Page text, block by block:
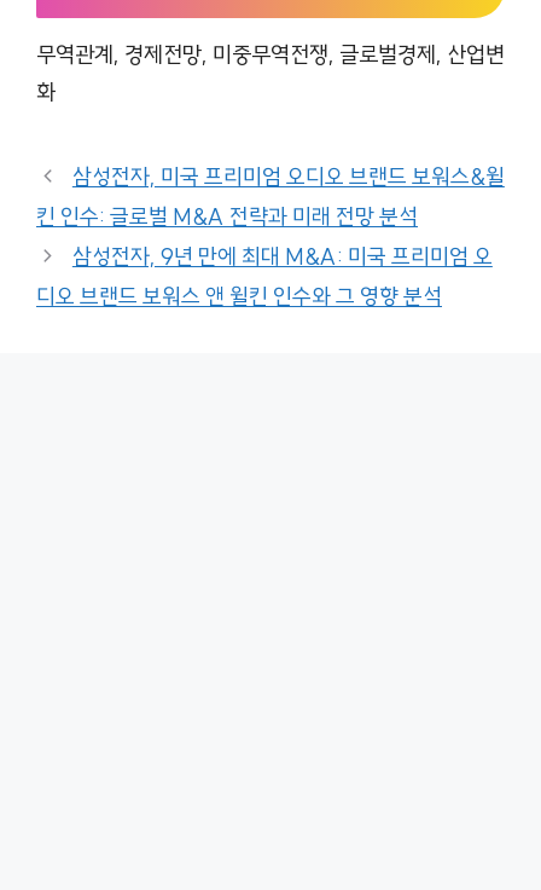
무역관계, 경제전망, 미중무역전쟁, 글로벌경제, 산업변
화
삼성전자, 미국 프리미엄 오디오 브랜드 보워스&윌
킨 인수: 글로벌 M&A 전략과 미래 전망 분석
삼성전자, 9년 만에 최대 M&A: 미국 프리미엄 오
디오 브랜드 보워스 앤 윌킨 인수와 그 영향 분석